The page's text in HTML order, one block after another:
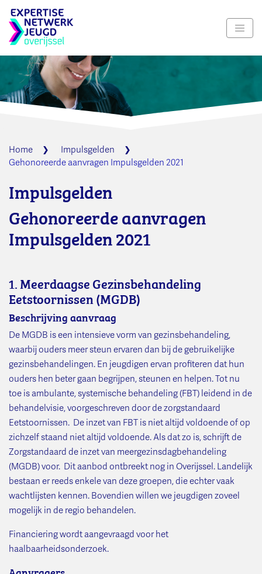
Home
Impulsgelden
Gehonoreerde aanvragen Impulsgelden 2021
Impulsgelden
Gehonoreerde aanvragen
Impulsgelden 2021
1. Meerdaagse Gezinsbehandeling
Eetstoornissen (MGDB)
Beschrijving aanvraag
De MGDB is een intensieve vorm van gezinsbehandeling,
waarbij ouders meer steun ervaren dan bij de gebruikelijke
gezinsbehandelingen. En jeugdigen ervan profiteren dat hun
ouders hen beter gaan begrijpen, steunen en helpen. Tot nu
toe is ambulante, systemische behandeling (FBT) leidend in de
behandelvisie, voorgeschreven door de zorgstandaard
Eetstoornissen. De inzet van FBT is niet altijd voldoende of op
zichzelf staand niet altijd voldoende. Als dat zo is, schrijft de
Zorgstandaard de inzet van meergezinsdagbehandeling
(MGDB) voor. Dit aanbod ontbreekt nog in Overijssel. Landelijk
bestaan er reeds enkele van deze groepen, die echter vaak
wachtlijsten kennen. Bovendien willen we jeugdigen zoveel
mogelijk in de regio behandelen.
Financiering wordt aangevraagd voor het
haalbaarheidsonderzoek.